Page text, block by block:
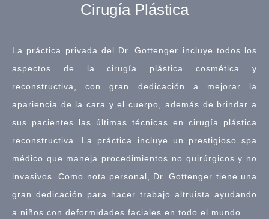
Cirugía Plástica
La práctica privada del Dr. Gottenger incluye todos los
aspectos de la cirugía plástica cosmética y
reconstructiva, con gran dedicación a mejorar la
apariencia de la cara y el cuerpo, además de brindar a
sus pacientes las últimas técnicas en cirugía plástica
reconstructiva. La práctica incluye un prestigioso spa
médico que maneja procedimientos no quirúrgicos y no
invasivos. Como nota personal, Dr. Gottenger tiene una
gran dedicación para hacer trabajo altruista ayudando
a niños con deformidades faciales en todo el mundo.